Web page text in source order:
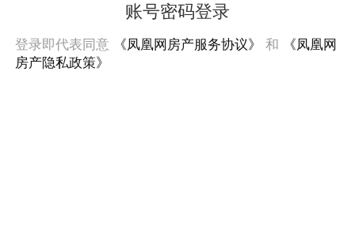
账号密码登录
登录即代表同意 《凤凰网房产服务协议》 和
《凤凰网
房产隐私政策》